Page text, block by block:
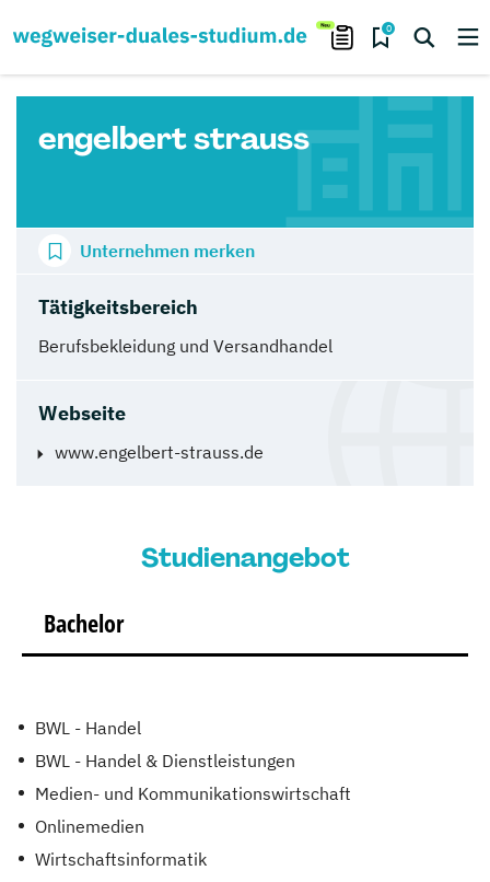
0
engelbert strauss
Tätigkeitsbereich
Berufsbekleidung und Versandhandel
Webseite
www.engelbert-strauss.de
Unternehmen merken
Studienangebot
Bachelor
BWL - Handel
BWL - Handel & Dienstleistungen
Medien- und Kommunikationswirtschaft
Onlinemedien
Wirtschaftsinformatik